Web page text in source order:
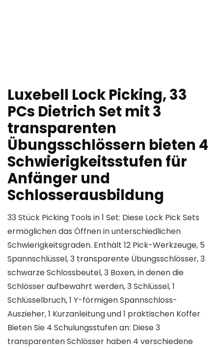
Luxebell Lock Picking, 33
PCs Dietrich Set mit 3
transparenten
Übungsschlössern bieten 4
Schwierigkeitsstufen für
Anfänger und
Schlosserausbildung
33 Stück Picking Tools in 1 Set: Diese Lock Pick Sets
ermöglichen das Öffnen in unterschiedlichen
Schwierigkeitsgraden. Enthält 12 Pick-Werkzeuge, 5
Spannschlüssel, 3 transparente Übungsschlösser, 3
schwarze Schlossbeutel, 3 Boxen, in denen die
Schlösser aufbewahrt werden, 3 Schlüssel, 1
Schlüsselbruch, 1 Y-förmigen Spannschloss-
Auszieher, 1 Kurzanleitung und 1 praktischen Koffer
Bieten Sie 4 Schulungsstufen an: Diese 3
transparenten Schlösser haben 4 verschiedene